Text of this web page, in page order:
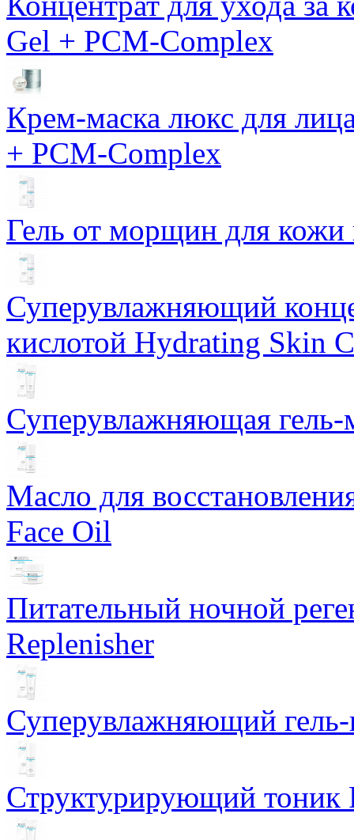
Gel + PCM-Complex
Крем-маска люкс для
+ PCM-Complex
Гель от морщин для кожи
Суперувлажняющий
кислотой Hydrating Skin
Суперувлажняющая
Масло для
Face Oil
Питательный ночной
Replenisher
Суперувлажняющий
Структурирующий тоник